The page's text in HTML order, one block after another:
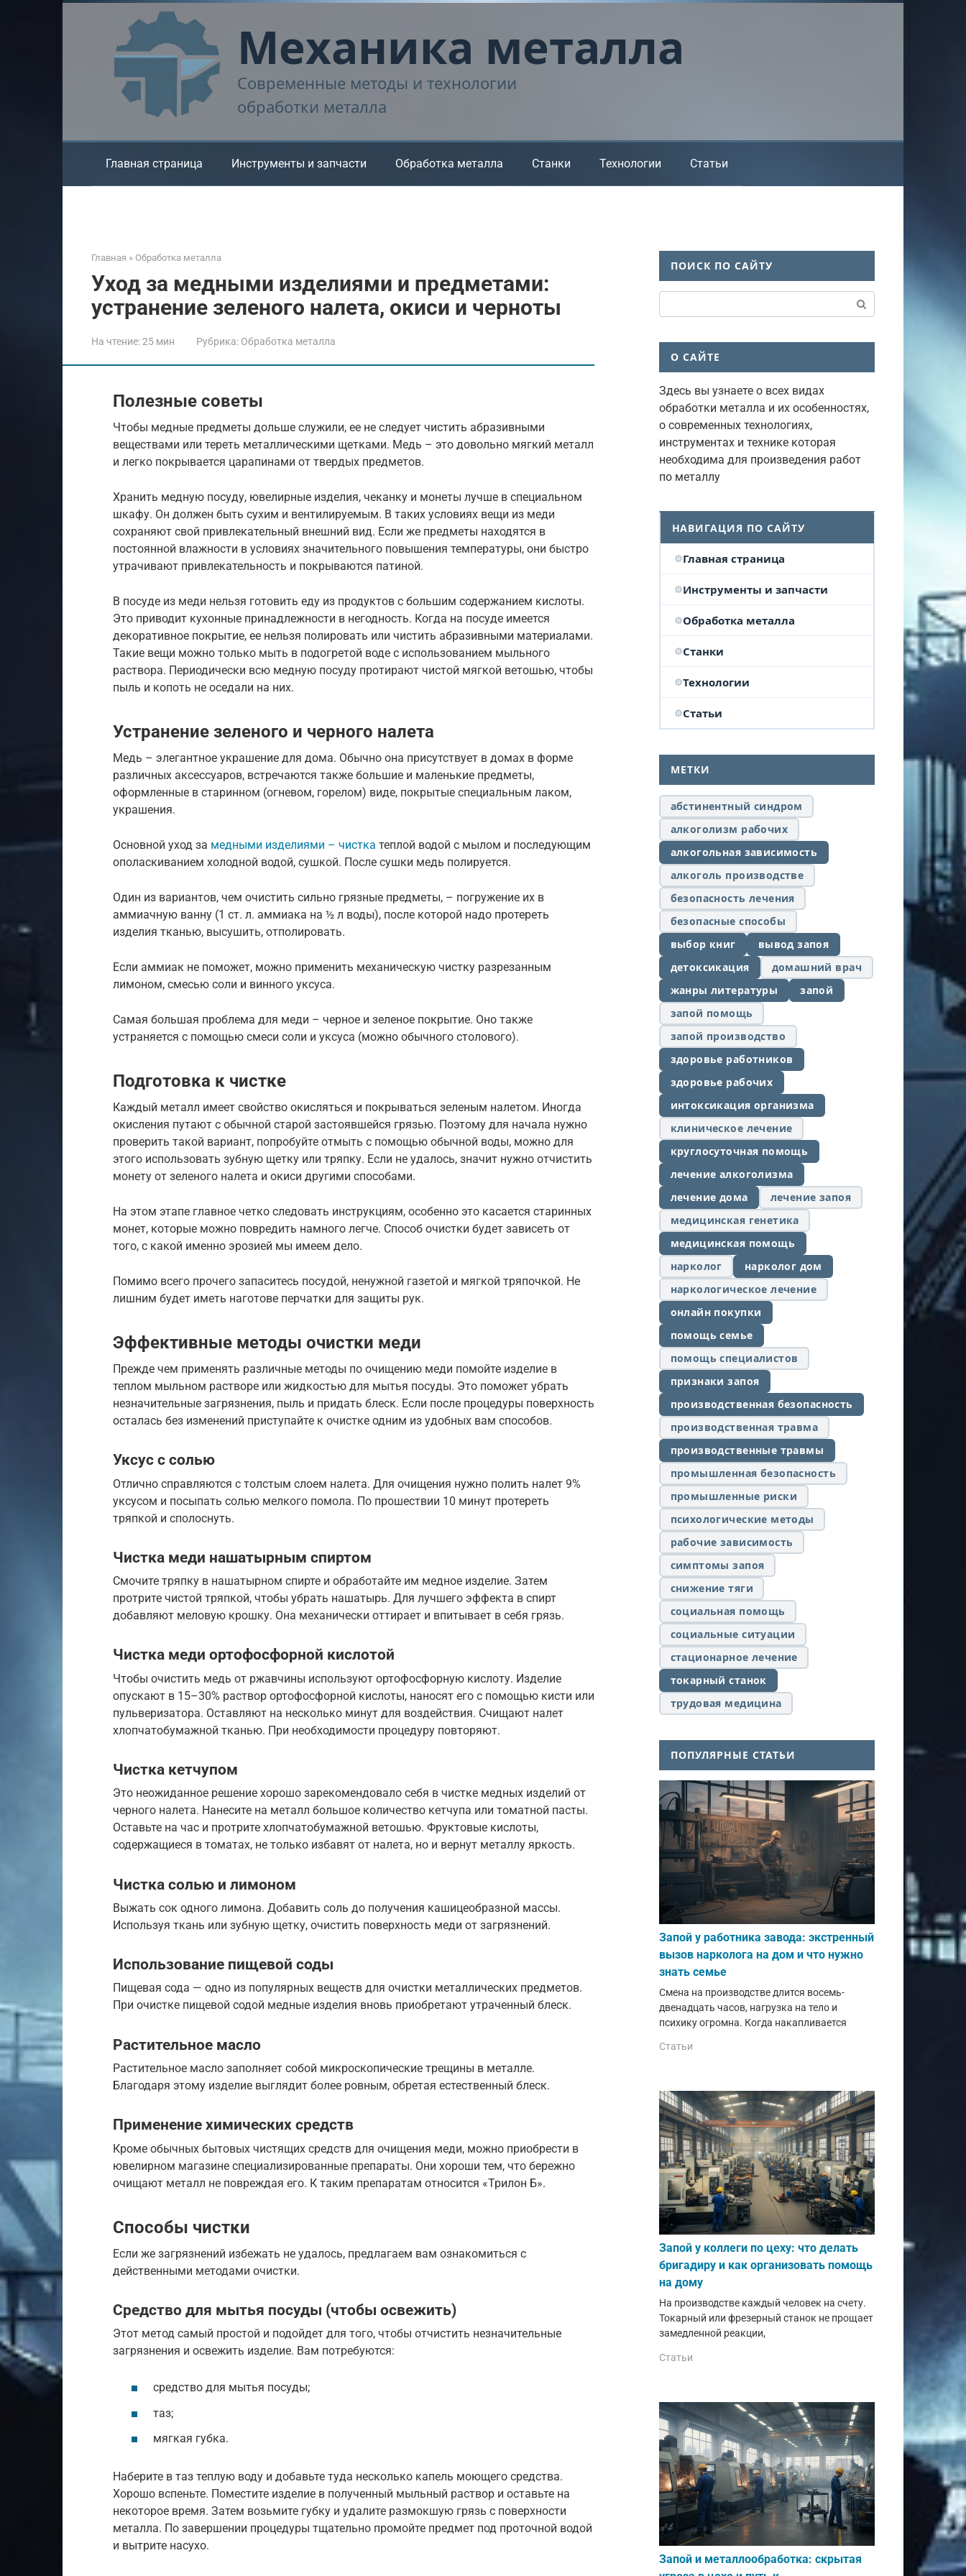
Механика металла
Современные методы и технологии
обработки металла
Главная страница Инструменты и запчасти Обработка металла Станки Технологии Статьи
Главная » Обработка металла
Уход за медными изделиями и предметами:
устранение зеленого налета, окиси и черноты
На чтение:25 мин Рубрика: Обработка металла
Полезные советы
Чтобы медные предметы дольше служили, ее не следует чистить абразивными
веществами или тереть металлическими щетками. Медь – это довольно мягкий металл
и легко покрывается царапинами от твердых предметов.
Хранить медную посуду, ювелирные изделия, чеканку и монеты лучше в специальном
шкафу. Он должен быть сухим и вентилируемым. В таких условиях вещи из меди
сохраняют свой привлекательный внешний вид. Если же предметы находятся в
постоянной влажности в условиях значительного повышения температуры, они быстро
утрачивают привлекательность и покрываются патиной.
В посуде из меди нельзя готовить еду из продуктов с большим содержанием кислоты.
Это приводит кухонные принадлежности в негодность. Когда на посуде имеется
декоративное покрытие, ее нельзя полировать или чистить абразивными материалами.
Такие вещи можно только мыть в подогретой воде с использованием мыльного
раствора. Периодически всю медную посуду протирают чистой мягкой ветошью, чтобы
пыль и копоть не оседали на них.
Устранение зеленого и черного налета
Медь – элегантное украшение для дома. Обычно она присутствует в домах в форме
различных аксессуаров, встречаются также большие и маленькие предметы,
оформленные в старинном (огневом, горелом) виде, покрытые специальным лаком,
украшения.
Основной уход за медными изделиями – чистка теплой водой с мылом и последующим
ополаскиванием холодной водой, сушкой. После сушки медь полируется.
Один из вариантов, чем очистить сильно грязные предметы, – погружение их в
аммиачную ванну (1 ст. л. аммиака на ½ л воды), после которой надо протереть
изделия тканью, высушить, отполировать.
Если аммиак не поможет, можно применить механическую чистку разрезанным
лимоном, смесью соли и винного уксуса.
Самая большая проблема для меди – черное и зеленое покрытие. Оно также
устраняется с помощью смеси соли и уксуса (можно обычного столового).
Подготовка к чистке
Каждый металл имеет свойство окисляться и покрываться зеленым налетом. Иногда
окисления путают с обычной старой застоявшейся грязью. Поэтому для начала нужно
проверить такой вариант, попробуйте отмыть с помощью обычной воды, можно для
этого использовать зубную щетку или тряпку. Если не удалось, значит нужно отчистить
монету от зеленого налета и окиси другими способами.
На этом этапе главное четко следовать инструкциям, особенно это касается старинных
монет, которые можно повредить намного легче. Способ очистки будет зависеть от
того, с какой именно эрозией мы имеем дело.
Помимо всего прочего запаситесь посудой, ненужной газетой и мягкой тряпочкой. Не
лишним будет иметь наготове перчатки для защиты рук.
Эффективные методы очистки меди
Прежде чем применять различные методы по очищению меди помойте изделие в
теплом мыльном растворе или жидкостью для мытья посуды. Это поможет убрать
незначительные загрязнения, пыль и придать блеск. Если после процедуры поверхность
осталась без изменений приступайте к очистке одним из удобных вам способов.
Уксус с солью
Отлично справляются с толстым слоем налета. Для очищения нужно полить налет 9%
уксусом и посыпать солью мелкого помола. По прошествии 10 минут протереть
тряпкой и сполоснуть.
Чистка меди нашатырным спиртом
Смочите тряпку в нашатырном спирте и обработайте им медное изделие. Затем
протрите чистой тряпкой, чтобы убрать нашатырь. Для лучшего эффекта в спирт
добавляют меловую крошку. Она механически оттирает и впитывает в себя грязь.
Чистка меди ортофосфорной кислотой
Чтобы очистить медь от ржавчины используют ортофосфорную кислоту. Изделие
опускают в 15–30% раствор ортофосфорной кислоты, наносят его с помощью кисти или
пульверизатора. Оставляют на несколько минут для воздействия. Счищают налет
хлопчатобумажной тканью. При необходимости процедуру повторяют.
Чистка кетчупом
Это неожиданное решение хорошо зарекомендовало себя в чистке медных изделий от
черного налета. Нанесите на металл большое количество кетчупа или томатной пасты.
Оставьте на час и протрите хлопчатобумажной ветошью. Фруктовые кислоты,
содержащиеся в томатах, не только избавят от налета, но и вернут металлу яркость.
Чистка солью и лимоном
Выжать сок одного лимона. Добавить соль до получения кашицеобразной массы.
Используя ткань или зубную щетку, очистить поверхность меди от загрязнений.
Использование пищевой соды
Пищевая сода — одно из популярных веществ для очистки металлических предметов.
При очистке пищевой содой медные изделия вновь приобретают утраченный блеск.
Растительное масло
Растительное масло заполняет собой микроскопические трещины в металле.
Благодаря этому изделие выглядит более ровным, обретая естественный блеск.
Применение химических средств
Кроме обычных бытовых чистящих средств для очищения меди, можно приобрести в
ювелирном магазине специализированные препараты. Они хороши тем, что бережно
очищают металл не повреждая его. К таким препаратам относится «Трилон Б».
Способы чистки
Если же загрязнений избежать не удалось, предлагаем вам ознакомиться с
действенными методами очистки.
Средство для мытья посуды (чтобы освежить)
Этот метод самый простой и подойдет для того, чтобы отчистить незначительные
загрязнения и освежить изделие. Вам потребуются:
средство для мытья посуды;
таз;
мягкая губка.
Наберите в таз теплую воду и добавьте туда несколько капель моющего средства.
Хорошо вспеньте. Поместите изделие в полученный мыльный раствор и оставьте на
некоторое время. Затем возьмите губку и удалите размокшую грязь с поверхности
металла. По завершении процедуры тщательно промойте предмет под проточной водой
и вытрите насухо.
ПОИСК ПО САЙТУ
О САЙТЕ
Здесь вы узнаете о всех видах
обработки металла и их особенностях,
о современных технологиях,
инструментах и технике которая
необходима для произведения работ
по металлу
НАВИГАЦИЯ ПО САЙТУ
Главная страница
Инструменты и запчасти
Обработка металла
Станки
Технологии
Статьи
МЕТКИ
абстинентный синдром
алкоголизм рабочих
алкогольная зависимость
алкоголь производстве
безопасность лечения
безопасные способы
выбор книг
вывод запоя
детоксикация
домашний врач
жанры литературы
запой
запой помощь
запой производство
здоровье работников
здоровье рабочих
интоксикация организма
клиническое лечение
круглосуточная помощь
лечение алкоголизма
лечение дома
лечение запоя
медицинская генетика
медицинская помощь
нарколог
нарколог дом
наркологическое лечение
онлайн покупки
помощь семье
помощь специалистов
признаки запоя
производственная безопасность
производственная травма
производственные травмы
промышленная безопасность
промышленные риски
психологические методы
рабочие зависимость
симптомы запоя
снижение тяги
социальная помощь
социальные ситуации
стационарное лечение
токарный станок
трудовая медицина
ПОПУЛЯРНЫЕ СТАТЬИ
Запой у работника завода: экстренный
вызов нарколога на дом и что нужно
знать семье
Смена на производстве длится восемь-
двенадцать часов, нагрузка на тело и
психику огромна. Когда накапливается
Статьи
Запой у коллеги по цеху: что делать
бригадиру и как организовать помощь
на дому
На производстве каждый человек на счету.
Токарный или фрезерный станок не прощает
замедленной реакции,
Статьи
Запой и металлообработка: скрытая